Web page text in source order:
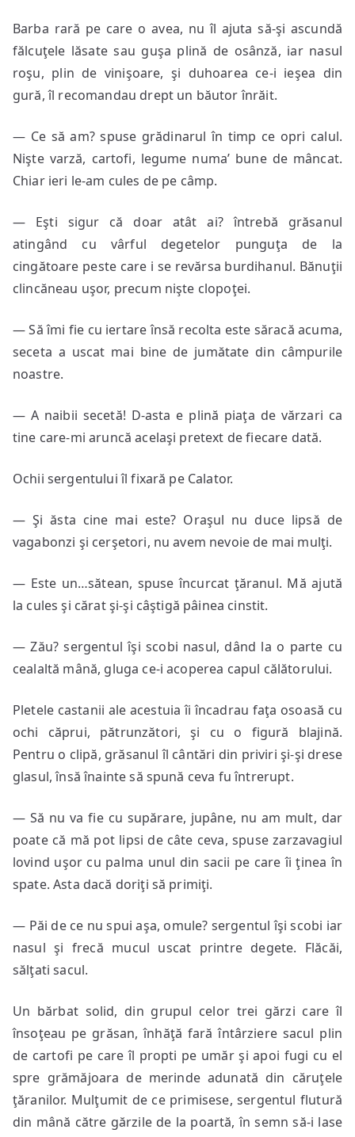
Barba rară pe care o avea, nu îl ajuta să-şi ascundă
fălcuţele lăsate sau guşa plină de osânză, iar nasul
roşu, plin de vinişoare, şi duhoarea ce-i ieşea din
gură, îl recomandau drept un băutor înrăit.
— Ce să am? spuse grădinarul în timp ce opri calul.
Nişte varză, cartofi, legume numa’ bune de mâncat.
Chiar ieri le-am cules de pe câmp.
— Eşti sigur că doar atât ai? întrebă grăsanul
atingând cu vârful degetelor punguţa de la
cingătoare peste care i se revărsa burdihanul. Bănuţii
clincăneau uşor, precum nişte clopoţei.
— Să îmi fie cu iertare însă recolta este săracă acuma,
seceta a uscat mai bine de jumătate din câmpurile
noastre.
— A naibii secetă! D-asta e plină piaţa de vărzari ca
tine care-mi aruncă acelaşi pretext de fiecare dată.
Ochii sergentului îl fixară pe Calator.
— Şi ăsta cine mai este? Oraşul nu duce lipsă de
vagabonzi şi cerşetori, nu avem nevoie de mai mulţi.
— Este un…sătean, spuse încurcat ţăranul. Mă ajută
la cules şi cărat şi-şi câştigă pâinea cinstit.
— Zău? sergentul îşi scobi nasul, dând la o parte cu
cealaltă mână, gluga ce-i acoperea capul călătorului.
Pletele castanii ale acestuia îi încadrau faţa osoasă cu
ochi căprui, pătrunzători, şi cu o figură blajină.
Pentru o clipă, grăsanul îl cântări din priviri şi-şi drese
glasul, însă înainte să spună ceva fu întrerupt.
— Să nu va fie cu supărare, jupâne, nu am mult, dar
poate că mă pot lipsi de câte ceva, spuse zarzavagiul
lovind uşor cu palma unul din sacii pe care îi ţinea în
spate. Asta dacă doriţi să primiţi.
— Păi de ce nu spui aşa, omule? sergentul îşi scobi iar
nasul şi frecă mucul uscat printre degete. Flăcăi,
sălţati sacul.
Un bărbat solid, din grupul celor trei gărzi care îl
însoţeau pe grăsan, înhăţă fară întârziere sacul plin
de cartofi pe care îl propti pe umăr şi apoi fugi cu el
spre grămăjoara de merinde adunată din căruţele
ţăranilor. Mulţumit de ce primisese, sergentul flutură
din mână către gărzile de la poartă, în semn să-i lase